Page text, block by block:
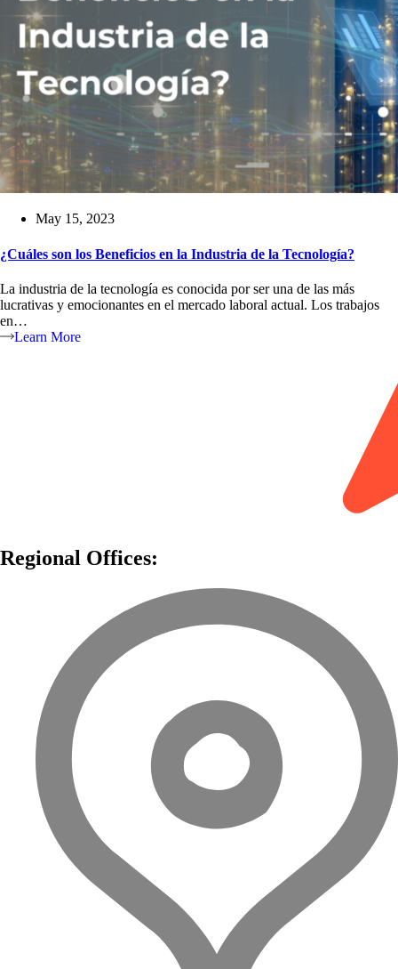
May 15, 2023
¿Cuáles son los Beneficios en la Industria de la Tecnología?
La industria de la tecnología es conocida por ser una de las más
lucrativas y emocionantes en el mercado laboral actual. Los trabajos
en…
Learn More
Regional Offices: